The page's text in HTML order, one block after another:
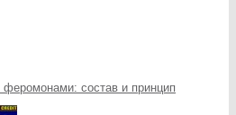
феромонами: состав и принцип